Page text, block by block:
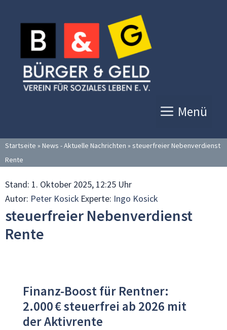
Inhalt
springen
Menü
Startseite » News - Aktuelle Nachrichten » steuerfreier Nebenverdienst
Rente
Stand: 1. Oktober 2025, 12:25 Uhr
Autor: Peter Kosick Experte: Ingo Kosick
steuerfreier Nebenverdienst
Rente
Finanz-Boost für Rentner:
2.000 € steuerfrei ab 2026 mit
der Aktivrente